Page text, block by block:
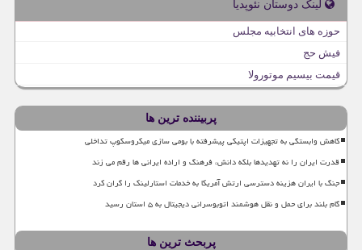
لینک دوستان نئوپدیا
حوزه های انتخابیه مجلس
فیش حج
قیمت بیسیم موتورولا
پربیننده ترین ها
کاهش وابستگی به تجهیزات اپتیکی پیشرفته با بومی سازی میکروسکوپ تداخلی
قدرت ایران را نه تهدیدها بلکه دانش، فرهنگ و اراده ایرانی ها رقم می زند
جنگ با ایران هزینه دسترسی ارتش آمریکا به خدمات استارلینک را گران کرد
گام بلند برای حمل و نقل هوشمند اتوبوسرانی دیجیتال به ۵ استان رسید
پربحث ترین ها